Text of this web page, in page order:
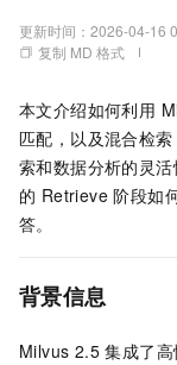
更新时间： 2026-04-16
复制 MD 格式
本文介绍如何利用
匹配，以及混合检
索和数据分析的灵
的 Retrieve 阶段如
答。
背景信息
Milvus 2.5 集成了